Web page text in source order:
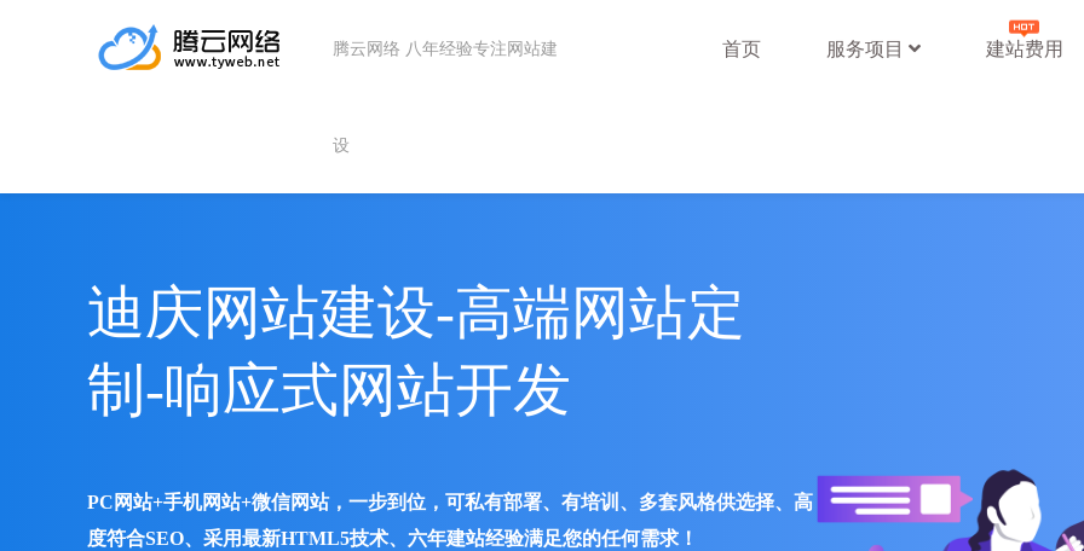
腾云网络 八年经验专注网站建
设
首页 服务项目 建站费用
迪庆网站建设-高端网站定
制-响应式网站开发
PC网站+手机网站+微信网站，一步到位，可私有部署、有培训、多套风格供选择、高
度符合SEO、采用最新HTML5技术、六年建站经验满足您的任何需求！